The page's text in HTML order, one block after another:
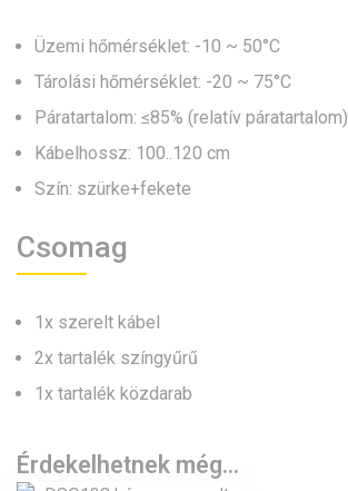
Üzemi hőmérséklet: -10 ~ 50°C
Tárolási hőmérséklet: -20 ~ 75°C
Páratartalom: ≤85% (relatív páratartalom)
Kábelhossz: 100..120 cm
Szín: szürke+fekete
Csomag
1x szerelt kábel
2x tartalék színgyűrű
1x tartalék közdarab
Érdekelhetnek még…